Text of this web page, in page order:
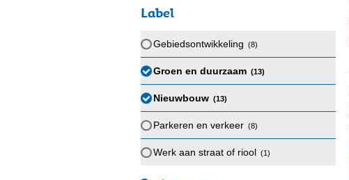
Label
Gebiedsontwikkeling (8)
Groen en duurzaam (13)
Nieuwbouw (13)
Parkeren en verkeer (8)
Werk aan straat of riool (1)